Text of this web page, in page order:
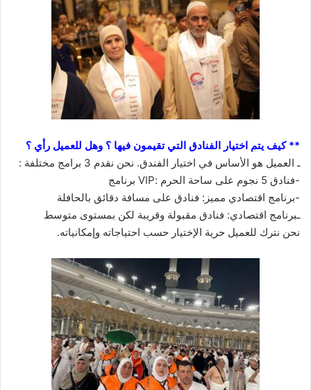
** كيف يتم اختيار الفنادق التي تقيمون فيها ؟ وهل للعميل رأي ؟
ـ العميل هو الأساس في اختيار الفندق. نحن نقدم 3 برامج مختلفة :
-فنادق 5 نجوم على ساحة الحرم :VIP برنامج
-برنامج اقتصادي مميز: فنادق على مسافة دقائق بالحافلة
ـبرنامج اقتصادي: فنادق مقبولة وقريبة لكن بمستوى متوسط
نحن نترك للعميل حرية الإختيار حسب احتياجاته وإمكانياته.